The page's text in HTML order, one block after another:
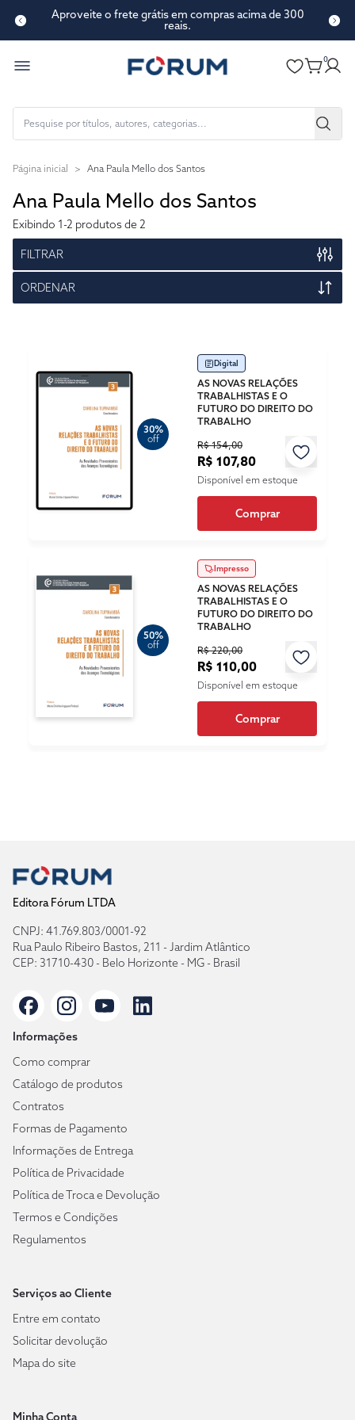
Aproveite o frete grátis em compras acima de 300
reais.
0
Página inicial > Ana Paula Mello dos Santos
Ana Paula Mello dos Santos
Exibindo 1-2 produtos de 2
FILTRAR
ORDENAR
30%
off
Digital
AS NOVAS RELAÇÕES
TRABALHISTAS E O
FUTURO DO DIREITO DO
TRABALHO
R$ 154,00
R$ 107,80
Disponível em estoque
Comprar
50%
off
Impresso
AS NOVAS RELAÇÕES
TRABALHISTAS E O
FUTURO DO DIREITO DO
TRABALHO
R$ 220,00
R$ 110,00
Disponível em estoque
Comprar
Editora Fórum LTDA
CNPJ: 41.769.803/0001-92
Rua Paulo Ribeiro Bastos, 211 - Jardim Atlântico
CEP: 31710-430 - Belo Horizonte - MG - Brasil
Informações
Como comprar
Catálogo de produtos
Contratos
Formas de Pagamento
Informações de Entrega
Política de Privacidade
Política de Troca e Devolução
Termos e Condições
Regulamentos
Serviços ao Cliente
Entre em contato
Solicitar devolução
Mapa do site
Minha Conta